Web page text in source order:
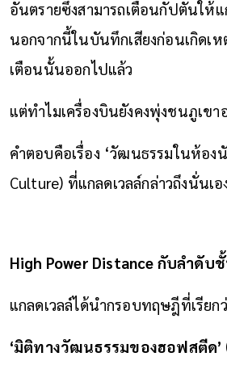
อันตรายซึ่งสามารถเตือนกัปตันใ
นอกจากนี้ในบันทึกเสียงก่อนเกิดเห
เตือนนั้นออกไปแล้ว
แต่ทำไมเครื่องบินยังคงพุ่งชนภูเขา
คำตอบคือเรื่อง ‘วัฒนธรรมในห้อง
Culture) ที่แกลดเวลล์กล่าวถึงนั่นเอ
High Power Distance กับลำดั
แกลดเวลล์ได้นำกรอบทฤษฎีที่เรียก
‘มิติทางวัฒนธรรมของฮอฟสตีด’